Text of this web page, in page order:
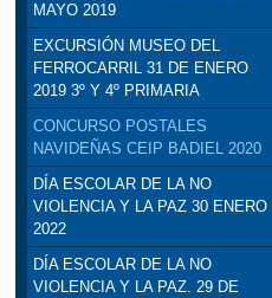
MAYO 2019
EXCURSIÓN MUSEO DEL
FERROCARRIL 31 DE ENERO
2019 3º Y 4º PRIMARIA
CONCURSO POSTALES
NAVIDEÑAS CEIP BADIEL 2020
DÍA ESCOLAR DE LA NO
VIOLENCIA Y LA PAZ 30 ENERO
2022
DÍA ESCOLAR DE LA NO
VIOLENCIA Y LA PAZ. 29 DE